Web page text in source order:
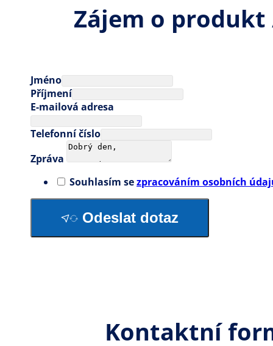
Zájem o produkt
Jméno
Příjmení
E-mailová adresa
Telefonní číslo
Zpráva
Souhlasím sezpracováním osobních
Odeslat dotaz
Kontaktní